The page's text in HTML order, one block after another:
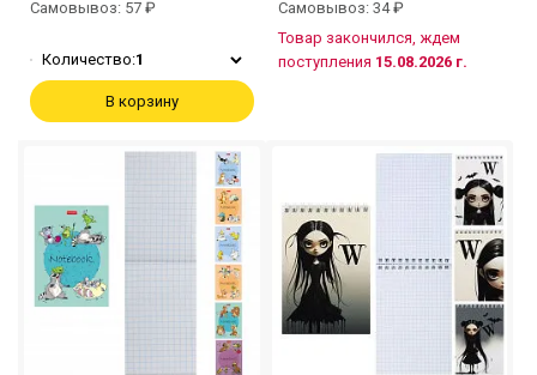
Самовывоз: 57 ₽
Количество:1
В корзину
Самовывоз: 34 ₽
Товар закончился, ждем
поступления 15.08.2026 г.